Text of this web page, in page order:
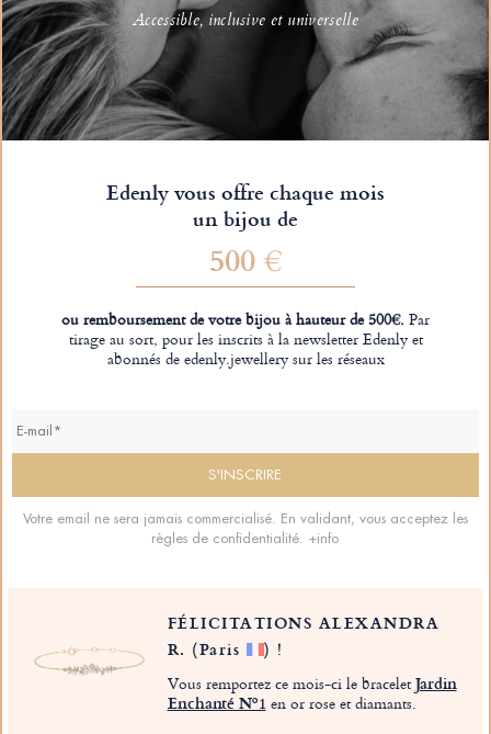
Accessible, inclusive et universelle
Edenly vous offre chaque mois
un bijou de
500 €
ou remboursement de votre bijou à hauteur de 500€.Par
tirage au sort, pour les inscrits à la newsletter Edenly et
abonnés de edenly.jewellery sur les réseaux
Votre email ne sera jamais commercialisé. En validant, vous acceptez les
règles de confidentialité. +info
FÉLICITATIONS ALEXANDRA
R. (Paris ) !
Vous remportez ce mois-ci le braceletJardin
Enchanté Nº1 en or rose et diamants.